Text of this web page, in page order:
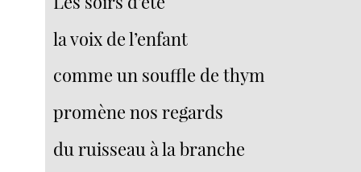
la voix de l’enfant
comme un souffle de thym
promène nos regards
du ruisseau à la branche